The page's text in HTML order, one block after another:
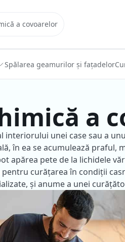
a covoarelor
Spălarea geamurilor și fațadelor
a
unei case sau a
în ea se acumulează praful,
apărea pete de la lichidele
curățarea în condiții
și anume a unei